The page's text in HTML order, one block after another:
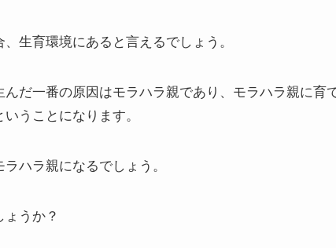
生育環境にあると言えるでしょう。
だ一番の原因はモラハラ親であり、モラハラ親に育
うことになります。
ハラ親になるでしょう。
うか？